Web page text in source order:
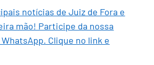
notícias de Juiz de Fora e
mão! Participe da nossa
Clique no link e